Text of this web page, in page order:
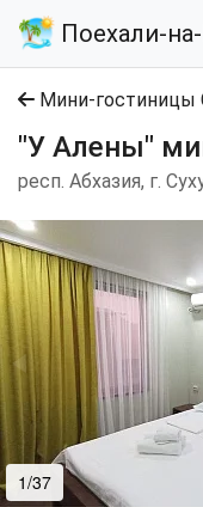
Поехали-
Мини-гостиницы
"У Алены"
респ. Абхазия, г.
1/37